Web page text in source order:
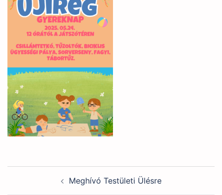
navigation Meghívó Testületi Ülésre